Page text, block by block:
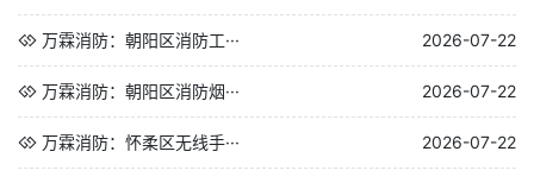
万霖消防：朝阳区消防工··· 2026-07-22
万霖消防：朝阳区消防烟··· 2026-07-22
万霖消防：怀柔区无线手··· 2026-07-22